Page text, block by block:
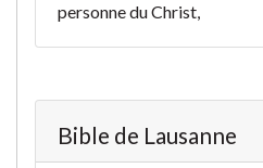
personne du Christ,
Bible de Lausanne